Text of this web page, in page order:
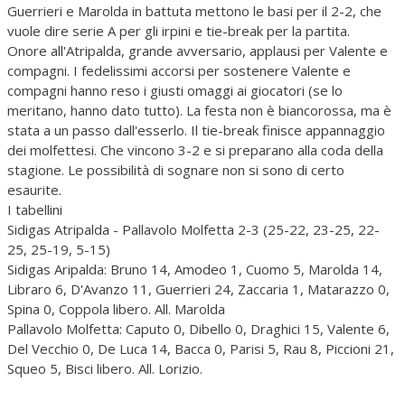
Guerrieri e Marolda in battuta mettono le basi per il 2-2, che
vuole dire serie A per gli irpini e tie-break per la partita.
Onore all'Atripalda, grande avversario, applausi per Valente e
compagni. I fedelissimi accorsi per sostenere Valente e
compagni hanno reso i giusti omaggi ai giocatori (se lo
meritano, hanno dato tutto). La festa non è biancorossa, ma è
stata a un passo dall'esserlo. Il tie-break finisce appannaggio
dei molfettesi. Che vincono 3-2 e si preparano alla coda della
stagione. Le possibilità di sognare non si sono di certo
esaurite.
I tabellini
Sidigas Atripalda - Pallavolo Molfetta 2-3 (25-22, 23-25, 22-
25, 25-19, 5-15)
Sidigas Aripalda: Bruno 14, Amodeo 1, Cuomo 5, Marolda 14,
Libraro 6, D'Avanzo 11, Guerrieri 24, Zaccaria 1, Matarazzo 0,
Spina 0, Coppola libero. All. Marolda
Pallavolo Molfetta: Caputo 0, Dibello 0, Draghici 15, Valente 6,
Del Vecchio 0, De Luca 14, Bacca 0, Parisi 5, Rau 8, Piccioni 21,
Squeo 5, Bisci libero. All. Lorizio.